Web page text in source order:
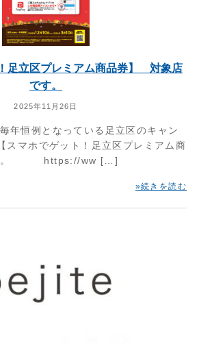
足立区プレミアム商品券】 対象店
です。
2025年11月26日
年恒例となっている足立区のキャン
スマホでゲット！足立区プレミアム商
す。 https://ww […]
»続きを読む